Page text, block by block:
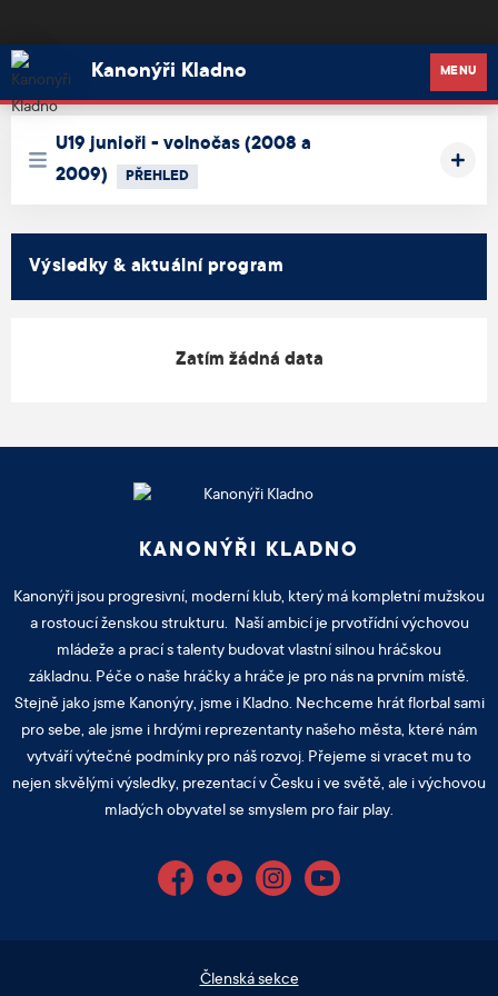
Kanonýři Kladno
Kanonýři Kladno MENU
U19 junioři - volnočas (2008 a
2009)
PŘEHLED
Výsledky & aktuální program
Zatím žádná data
KANONÝŘI KLADNO
Kanonýři jsou progresivní, moderní klub, který má kompletní mužskou
a rostoucí ženskou strukturu. Naší ambicí je prvotřídní výchovou
mládeže a prací s talenty budovat vlastní silnou hráčskou
základnu. Péče o naše hráčky a hráče je pro nás na prvním místě.
Stejně jako jsme Kanonýry, jsme i Kladno. Nechceme hrát florbal sami
pro sebe, ale jsme i hrdými reprezentanty našeho města, které nám
vytváří výtečné podmínky pro náš rozvoj. Přejeme si vracet mu to
nejen skvělými výsledky, prezentací v Česku i ve světě, ale i výchovou
mladých obyvatel se smyslem pro fair play.
FacebookFlickr InstagramYouTube
Členská sekce